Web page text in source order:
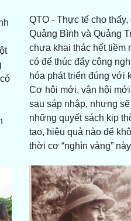
QTO - Thực tế cho thấy,
Quảng Bình và Quảng
chưa khai thác hết tiềm
có để thúc đẩy công
hóa phát triển đúng với
Cơ hội mới, vận hội
sau sáp nhập, nhưng sẽ
những quyết sách kịp
tạo, hiệu quả nào để
thời cơ “nghìn vàng”